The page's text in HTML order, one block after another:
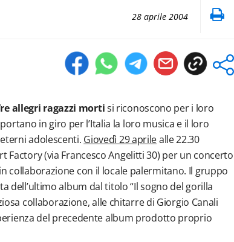
28 aprile 2004
allegri ragazzi mortisi riconoscono per i loro
in giro per l’Italia la loro musica e il loro
adolescenti. Giovedì 29 aprilealle 22.30
Factory (via Francesco Angelitti 30) per un concerto
collaborazione con il locale palermitano. Il gruppo
dell’ultimo album dal titolo “Il sogno del gorilla
collaborazione, alle chitarre di Giorgio Canali
del precedente album prodotto proprio